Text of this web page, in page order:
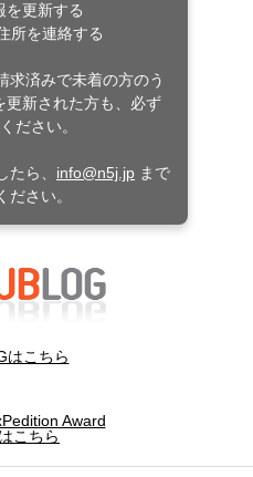
を更新する
所を連絡する
済みで未着の方のう
更新された方も、必ず
ださい。
ら、 info@n5j.jp まで
さい。
はこちら
Award
こちら